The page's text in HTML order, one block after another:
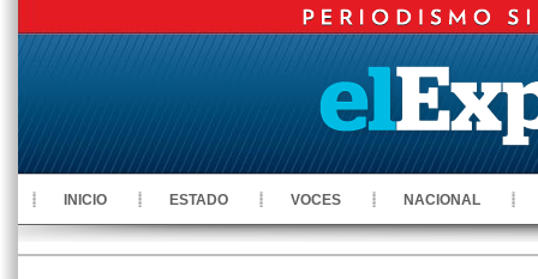
INICIO ESTADO VOCES NACIONAL